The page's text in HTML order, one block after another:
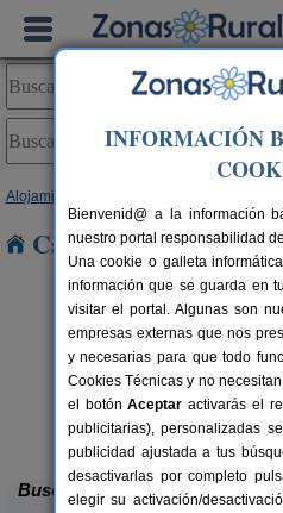
Alojamientos
Casas Rurales cerca
Finca Tisalaya
La Vegueta
Buscar
INFORMACIÓN
Bienvenid@ a la información
nuestro portal responsabilidad de
Una cookie o galleta
información que se guarda en
visitar el portal. Algunas son
empresas externas que nos
y necesarias para que todo
Cookies Técnicas y no
el botónAceptar activarás el
publicitarias), personalizadas
publicidad ajustada a tus
desactivarlas por completo
elegir su activación/